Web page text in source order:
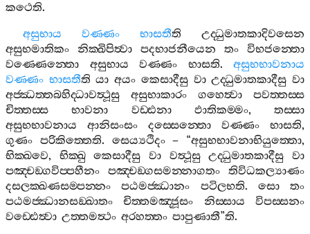
කථෙති.
අසුභාය
වණ‍්ණං භාසතීති
උද‍්ධුමාතකාදිවසෙන
අසුභමාතිකං
නික‍්ඛිපිත්‍වා පදභාජනීයෙන තං
විභජන‍්තො
වණ‍්ණෙන‍්තො
අසුභාය වණ‍්ණං භාසති. අසුභභාවනාය
වණ‍්ණං භාසතීති යා අයං කෙසාදීසු වා උද‍්ධුමාතකාදීසු වා
අජ‍්ඣත‍්තබහිද‍්ධාවත්‍ථූසු
අසුභාකාරං ගහෙත්‍වා
පවත‍්තස‍්ස
චිත‍්තස‍්ස
භාවනා වඩ‍්ඪනා ඵාතිකම‍්මං, තස‍්සා
අසුභභාවනාය
ආනිසංසං දස‍්සෙන‍්තො වණ‍්ණං භාසති,
ගුණං පරිකිත‍්තෙති. සෙය්‍යථිදං– “අසුභභාවනාභියුත‍්තො,
භික‍්ඛවෙ, භික‍්ඛු කෙසාදීසු වා වත්‍ථූසු උද‍්ධුමාතකාදීසු
වා
පඤ‍්චඞ‍්ගවිප‍්පහීනං
පඤ‍්චඞ‍්ගසමන‍්නාගතං
තිවිධකල්‍යාණං
දසලක‍්ඛණසම‍්පන‍්නං
පඨමජ‍්ඣානං පටිලභති. සො
තං
පඨමජ‍්ඣානසඞ‍්ඛාතං
චිත‍්තමඤ‍්ජූසං නිස‍්සාය
විපස‍්සනං
වඩ‍්ඪෙත්‍වා උත‍්තමත්‍ථං අරහත‍්තං පාපුණාතී”ති.